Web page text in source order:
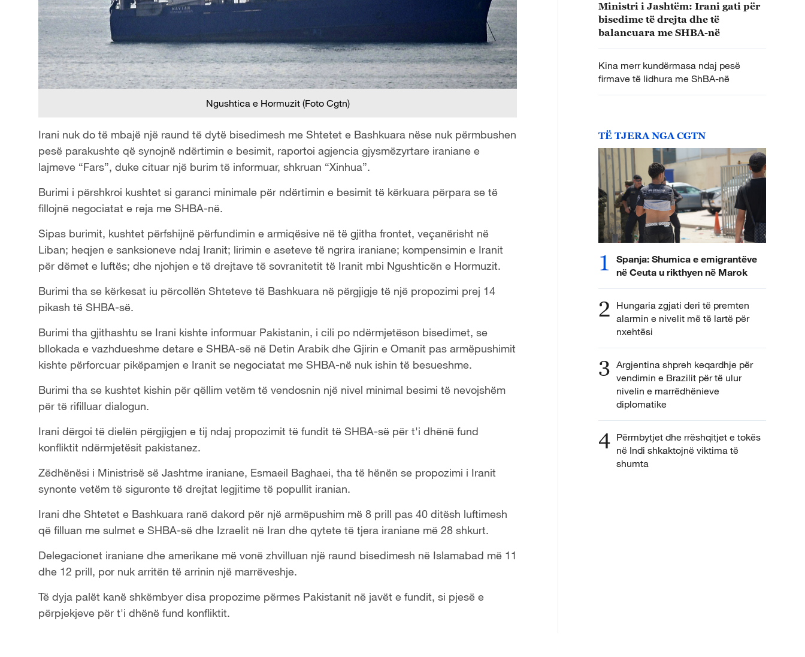
Ngushtica e Hormuzit (Foto Cgtn)
Irani nuk do të mbajë një raund të dytë bisedimesh me Shtetet e Bashkuara nëse nuk përmbushen
pesë parakushte që synojnë ndërtimin e besimit, raportoi agjencia gjysmëzyrtare iraniane e
lajmeve “Fars”, duke cituar një burim të informuar, shkruan “Xinhua”.
Burimi i përshkroi kushtet si garanci minimale për ndërtimin e besimit të kërkuara përpara se të
fillojnë negociatat e reja me SHBA-në.
Sipas burimit, kushtet përfshijnë përfundimin e armiqësive në të gjitha frontet, veçanërisht në
Liban; heqjen e sanksioneve ndaj Iranit; lirimin e aseteve të ngrira iraniane; kompensimin e Iranit
për dëmet e luftës; dhe njohjen e të drejtave të sovranitetit të Iranit mbi Ngushticën e Hormuzit.
Burimi tha se kërkesat iu përcollën Shteteve të Bashkuara në përgjigje të një propozimi prej 14
pikash të SHBA-së.
Burimi tha gjithashtu se Irani kishte informuar Pakistanin, i cili po ndërmjetëson bisedimet, se
bllokada e vazhdueshme detare e SHBA-së në Detin Arabik dhe Gjirin e Omanit pas armëpushimit
kishte përforcuar pikëpamjen e Iranit se negociatat me SHBA-në nuk ishin të besueshme.
Burimi tha se kushtet kishin për qëllim vetëm të vendosnin një nivel minimal besimi të nevojshëm
për të rifilluar dialogun.
Irani dërgoi të dielën përgjigjen e tij ndaj propozimit të fundit të SHBA-së për t'i dhënë fund
konfliktit ndërmjetësit pakistanez.
Zëdhënësi i Ministrisë së Jashtme iraniane, Esmaeil Baghaei, tha të hënën se propozimi i Iranit
synonte vetëm të siguronte të drejtat legjitime të popullit iranian.
Irani dhe Shtetet e Bashkuara ranë dakord për një armëpushim më 8 prill pas 40 ditësh luftimesh
që filluan me sulmet e SHBA-së dhe Izraelit në Iran dhe qytete të tjera iraniane më 28 shkurt.
Delegacionet iraniane dhe amerikane më vonë zhvilluan një raund bisedimesh në Islamabad më 11
dhe 12 prill, por nuk arritën të arrinin një marrëveshje.
Të dyja palët kanë shkëmbyer disa propozime përmes Pakistanit në javët e fundit, si pjesë e
përpjekjeve për t'i dhënë fund konfliktit.
Ministri i Jashtëm: Irani gati për
bisedime të drejta dhe të
balancuara me SHBA-në
Kina merr kundërmasa ndaj pesë
firmave të lidhura me ShBA-në
TË TJERA NGA CGTN
1
Spanja: Shumica e emigrantëve
në Ceuta u rikthyen në Marok
2 Hungaria zgjati deri të premten
alarmin e nivelit më të lartë për
nxehtësi
3 Argjentina shpreh keqardhje për
vendimin e Brazilit për të ulur
nivelin e marrëdhënieve
diplomatike
4 Përmbytjet dhe rrëshqitjet e tokës
në Indi shkaktojnë viktima të
shumta